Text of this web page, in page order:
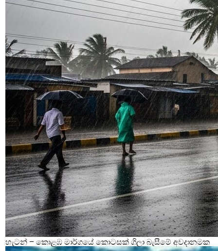
හැටන් – කොළඹ මාර්ගයේ කොටසක් ගිලා බැසීමේ අවදානමක